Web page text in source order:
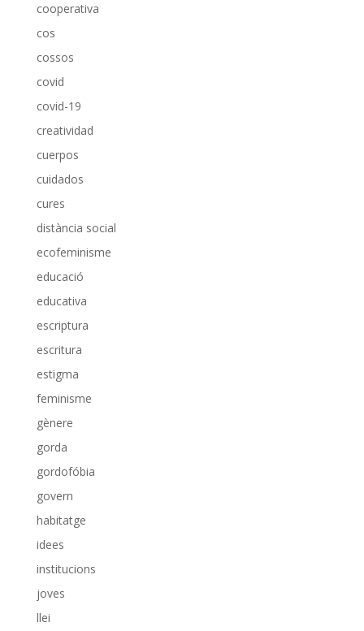
cooperativa
cos
cossos
covid
covid-19
creatividad
cuerpos
cuidados
cures
distància social
ecofeminisme
educació
educativa
escriptura
escritura
estigma
feminisme
gènere
gorda
gordofóbia
govern
habitatge
idees
institucions
joves
llei